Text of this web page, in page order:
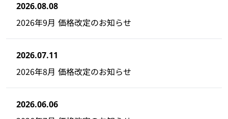
2026.08.08
2026年9月 価格改定のお知らせ
2026.07.11
2026年8月 価格改定のお知らせ
2026.06.06